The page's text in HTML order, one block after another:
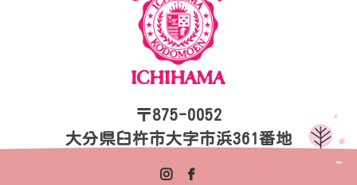
〒875-0052
大分県臼杵市大字市浜361番地